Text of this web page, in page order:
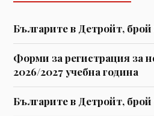
Българите в Детройт, брой
Форми за регистрaция за
2026/2027 учебна година
Българите в Детройт, брой